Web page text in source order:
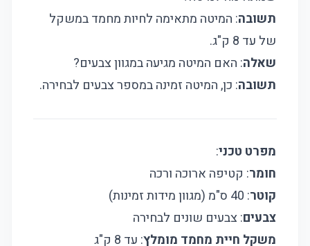
תשובה: המיטה מתאימה לחיות מחמד במשקל
של עד 8 ק"ג.
שאלה: האם המיטה מגיעה במגוון צבעים?
תשובה: כן, המיטה זמינה במספר צבעים לבחירה.
מפרט טכני:
חומר: קטיפה ארוכה ורכה
קוטר: 40 ס"מ (מגוון מידות זמינות)
צבעים: צבעים שונים לבחירה
משקל חיית מחמד מומלץ: עד 8 ק"ג